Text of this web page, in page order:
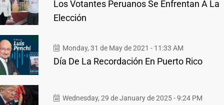
Los Votantes Peruanos Se Enfrentan A La
Elección
Monday, 31 de May de 2021 - 11:33 AM
Día De La Recordación En Puerto Rico
Wednesday, 29 de January de 2025 - 9:24 PM